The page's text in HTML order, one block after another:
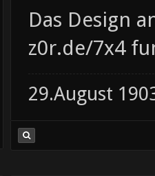
Das Design
z0r.de/7x4
29.August